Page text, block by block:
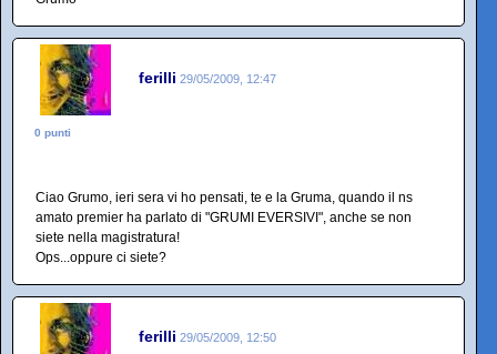
ferilli 29/05/2009, 12:47
0 punti
Ciao Grumo, ieri sera vi ho pensati, te e la Gruma, quando il ns
amato premier ha parlato di "GRUMI EVERSIVI", anche se non
siete nella magistratura!
Ops...oppure ci siete?
ferilli 29/05/2009, 12:50